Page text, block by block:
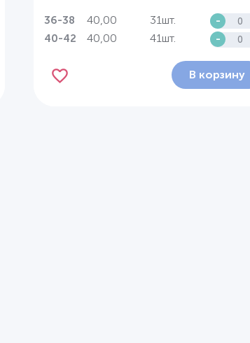
36-38 40,00 31шт. -
40-42 40,00 41шт. -
В корзину